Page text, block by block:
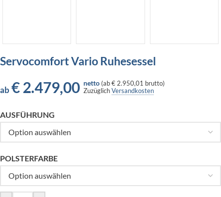
Servocomfort Vario Ruhesessel
ab €2.479,00 netto (ab€ 2.950,01 brutto)
ZuzüglichVersandkosten
AUSFÜHRUNG
POLSTERFARBE